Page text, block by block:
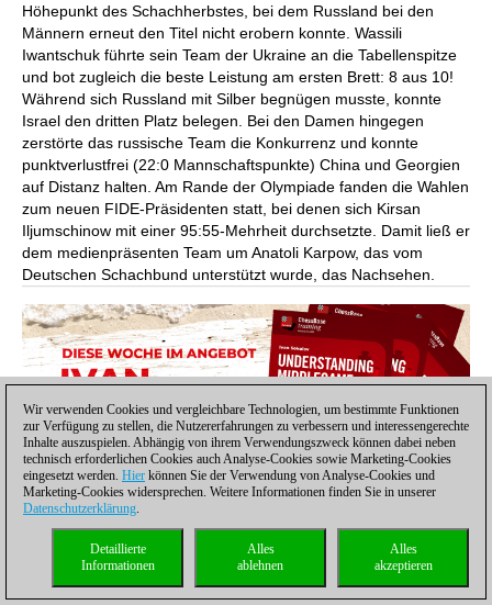
Höhepunkt des Schachherbstes, bei dem Russland bei den
Männern erneut den Titel nicht erobern konnte. Wassili
Iwantschuk führte sein Team der Ukraine an die Tabellenspitze
und bot zugleich die beste Leistung am ersten Brett: 8 aus 10!
Während sich Russland mit Silber begnügen musste, konnte
Israel den dritten Platz belegen. Bei den Damen hingegen
zerstörte das russische Team die Konkurrenz und konnte
punktverlustfrei (22:0 Mannschaftspunkte) China und Georgien
auf Distanz halten. Am Rande der Olympiade fanden die Wahlen
zum neuen FIDE-Präsidenten statt, bei denen sich Kirsan
Iljumschinow mit einer 95:55-Mehrheit durchsetzte. Damit ließ er
dem medienpräsenten Team um Anatoli Karpow, das vom
Deutschen Schachbund unterstützt wurde, das Nachsehen.
Wir verwenden Cookies und vergleichbare Technologien, um bestimmte Funktionen
zur Verfügung zu stellen, die Nutzererfahrungen zu verbessern und interessengerechte
Inhalte auszuspielen. Abhängig von ihrem Verwendungszweck können dabei neben
technisch erforderlichen Cookies auch Analyse-Cookies sowie Marketing-Cookies
eingesetzt werden. Hier können Sie der Verwendung von Analyse-Cookies und
Marketing-Cookies widersprechen. Weitere Informationen finden Sie in unserer
Datenschutzerklärung.
Alles
akzeptieren
Alles
ablehnen
Detaillierte
Informationen